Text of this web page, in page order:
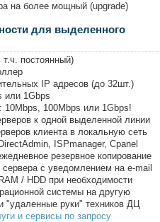
на более мощный (upgrade)
для выделенного
постоянный)
IP адресов (до 32шт.)
или 1Gbps
100Mbps или 1Gbps!
к одной выделенной линии
клиента в локальную сеть
ISPmanager, Cpanel
резервное копирование
сервера с уведомлением на e-mail
/ HDD при необходимости
системы на другую
"удаленные руки" техников ДЦ
и сервисы по запросу